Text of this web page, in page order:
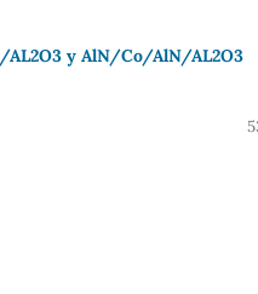
y AlN/Co/AlN/AL2O3